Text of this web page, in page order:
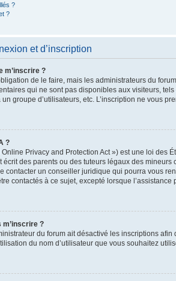
?
?
et d’inscription
m’inscrire ?
de le faire, mais les administrateurs du
qui ne sont pas disponibles aux visiteurs,
groupe d’utilisateurs, etc. L’inscription ne vous
?
Online Privacy and Protection Act ») est une loi
écrit des parents ou des tuteurs légaux des
contacter un conseiller juridique qui pourra vous
contactés à ce sujet, excepté lorsque
m’inscrire ?
du forum ait désactivé les inscriptions
du nom d’utilisateur que vous souhaitez